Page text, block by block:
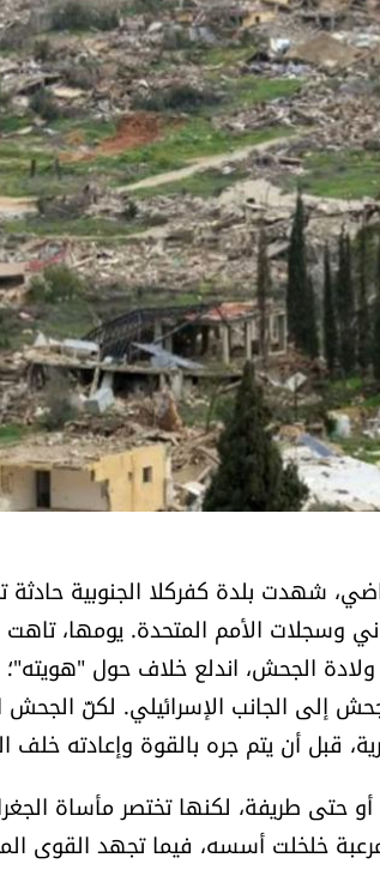
شهدت بلدة كفركلا الجنوبية
وسجلات الأمم المتحدة. يومها،
الجحش، اندلع خلاف حول "هويته"؛
إلى الجانب الإسرائيلي. لكنّ الجحش
قبل أن يتم جره بالقوة وإعادته خلف
حتى طريفة، لكنها تختصر مأساة
خلخلت أسسه، فيما تجهد القوى